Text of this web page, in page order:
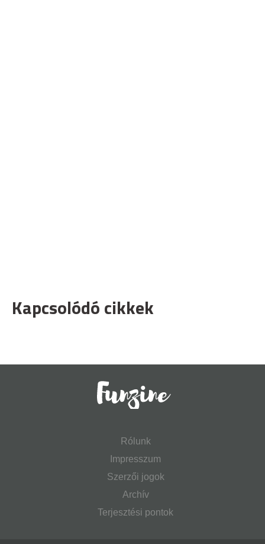
Kapcsolódó cikkek
Rólunk
Impresszum
Szerzői jogok
Archív
Terjesztési pontok